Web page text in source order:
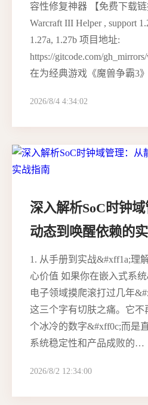
容性修复神器 【免费下载链
Warcraft III Helper , support
1.27a, 1.27b 项目地址:
https://gitcode.com/
在为经典游戏《魔兽争霸3
2026/8/4 4:34:02
深入解析SoC时钟域
动态到唤醒依赖的
1. 从手册到实战&#xff1a;理
心价值 如果你在嵌入式系
电子领域摸爬滚打过几年
这三个字有切肤之痛。它不
个冰冷的数字&#xff0c;而是
系统稳定性和产品成败的…
2026/8/2 12:34:00